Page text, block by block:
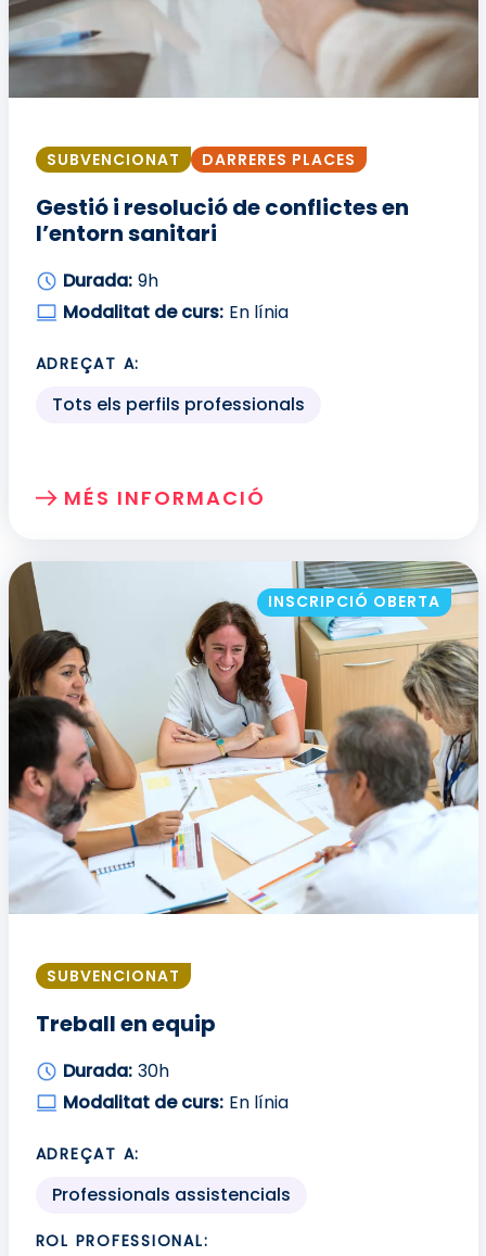
SUBVENCIONAT DARRERES PLACES
Gestió i resolució de conflictes en
l’entorn sanitari
Durada: 9h
Modalitat de curs: En línia
ADREÇAT A:
Tots els perfils professionals
MÉS INFORMACIÓ
SOBRE: GESTIÓ I RESOLUCIÓ DE
SUBVENCIONAT
Treball en equip
Durada: 30h
Modalitat de curs: En línia
ADREÇAT A:
Professionals assistencials
ROL PROFESSIONAL:
INSCRIPCIÓ OBERTA